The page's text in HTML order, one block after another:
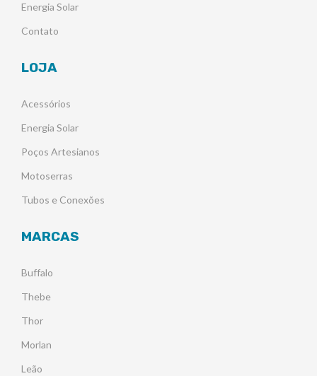
Energia Solar
Contato
LOJA
Acessórios
Energia Solar
Poços Artesianos
Motoserras
Tubos e Conexões
MARCAS
Buffalo
Thebe
Thor
Morlan
Leão